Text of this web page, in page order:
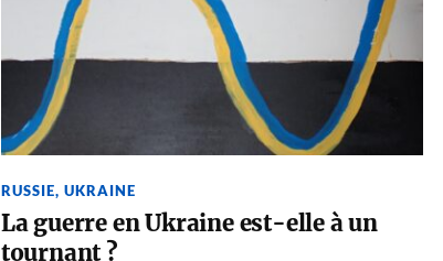
RUSSIE, UKRAINE
La guerre en Ukraine est-elle à un
tournant ?